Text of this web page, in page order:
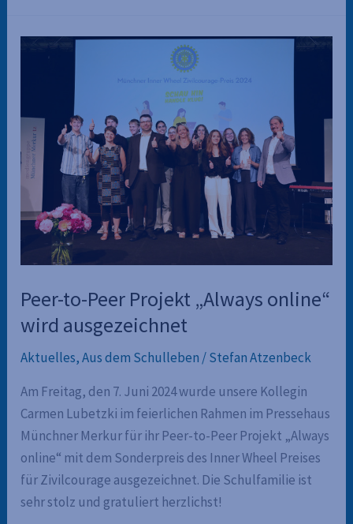
Mittelschulklassen
Peer-to-Peer Projekt „Always online“
wird ausgezeichnet
Aktuelles,Aus dem Schulleben /Stefan Atzenbeck
Am Freitag, den 7. Juni 2024 wurde unsere Kollegin
Carmen Lubetzki im feierlichen Rahmen im Pressehaus
Münchner Merkur für ihr Peer-to-Peer Projekt „Always
online“ mit dem Sonderpreis des Inner Wheel Preises
für Zivilcourage ausgezeichnet. Die Schulfamilie ist
sehr stolz und gratuliert herzlichst!